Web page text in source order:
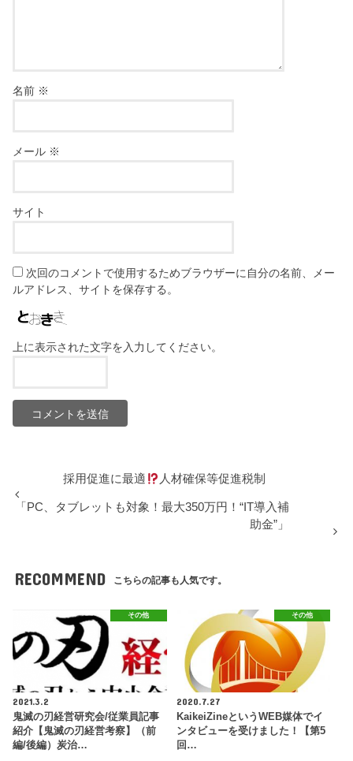
名前 ※
メール ※
サイト
次回のコメントで使用するためブラウザーに自分の名前、メー
ルアドレス、サイトを保存する。
上に表示された文字を入力してください。
採用促進に最適 人材確保等促進税制
「PC、タブレットも対象！最大350万円！“IT導入補
助金”」
RECOMMEND こちらの記事も人気です。
その他
2021.3.2
鬼滅の刃経営研究会/従業員記事
紹介【鬼滅の刃経営考察】（前
編/後編）炭治…
その他
2020.7.27
KaikeiZineというWEB媒体でイ
ンタビューを受けました！【第5
回…